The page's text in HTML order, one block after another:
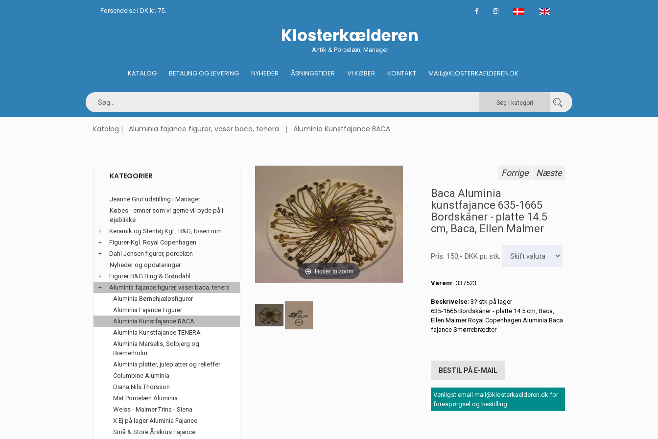
Forsendelse i DK kr. 75.
Klosterkælderen
Antik & Porcelæn, Mariager
KATALOG BETALING OG LEVERING NYHEDER ÅBNINGSTIDER VI KØBER KONTAKT MAIL@KLOSTERKAELDEREN.DK
Søg i kategori
Katalog Aluminia fajance figurer, vaser baca, tenera Aluminia Kunstfajance BACA
KATEGORIER
Jeanne Grut udstilling i Mariager
Købes - emner som vi gerne vil byde på i
øjeblikke
+
Keramik og Stentøj Kgl., B&G, Ipsen mm.
+
Figurer-Kgl. Royal Copenhagen
+
Dahl Jensen figurer, porcelæn
Nyheder og opdateringer
+
Figurer B&G Bing & Grøndahl
+
Aluminia fajance figurer, vaser baca, tenera
Aluminia Børnehjælpsfigurer
Aluminia Fajance Figurer
Aluminia Kunstfajance BACA
Aluminia Kunstfajance TENERA
Aluminia Marselis, Solbjerg og
Bremerholm
Aluminia platter, juleplatter og relieffer
Columbine Aluminia
Diana Nils Thorsson
Mat Porcelæn Aluminia
Weiss - Malmer Trina - Siena
X Ej på lager Aluminia Fajance
Små & Store Årskrus Fajance
Hover to zoom
Forrige Næste
Baca Aluminia
kunstfajance 635-1665
Bordskåner - platte 14.5
cm, Baca, Ellen Malmer
Pris: 150,- DKKpr. stk.
Varenr: 337523
Beskrivelse: 3? stk på lager
635-1665 Bordskåner - platte 14.5 cm, Baca,
Ellen Malmer Royal Copenhagen Aluminia Baca
fajance Smørrebrædter
BESTIL PÅ E-MAIL
Venligst email mail@klosterkaelderen.dk for
forespørgsel og bestilling